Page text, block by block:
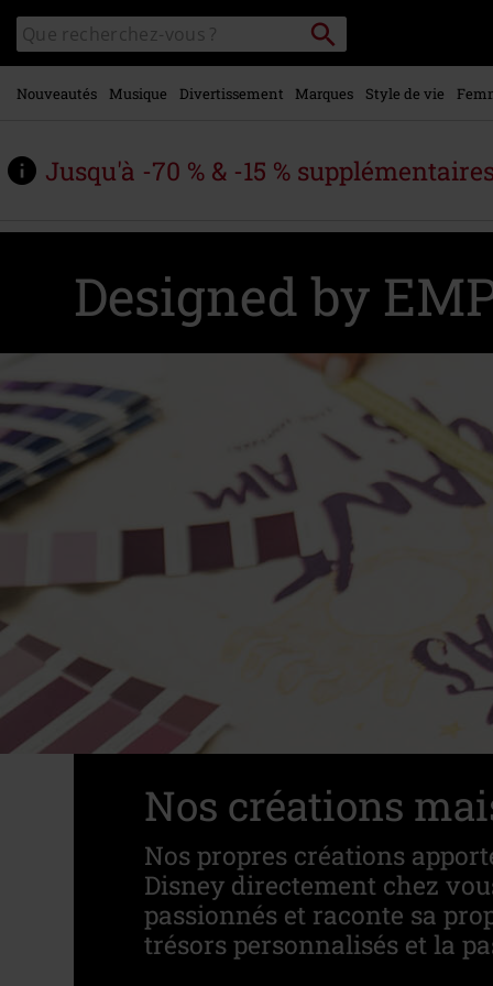
contenu
principal
Rechercher
sur
le
catalogue
Rechercher
Nouveautés Musique Divertissement Marques Style de vie
Jusqu'à -70 % & -15 %
Designed by
Nos créations
Nos propres créations
Disney directement chez
passionnés et raconte sa
trésors personnalisés et la